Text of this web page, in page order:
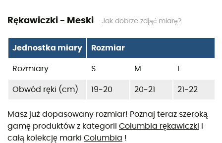
Rękawiczki - Meski Jak dobrze zdjąć miarę?
Jednostka miary Rozmiar
Rozmiary S M
Obwód ręki (cm) 19-20 20-21 21-22
Masz już dopasowany rozmiar! Poznaj teraz szeroką
gamę produktów z kategorii Columbia rękawiczki i
całą kolekcję marki Columbia !